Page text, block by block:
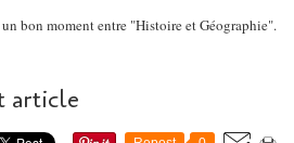
bon moment entre "Histoire et Géographie".
article